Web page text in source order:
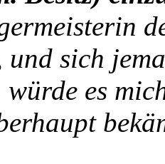
und sich
würde es